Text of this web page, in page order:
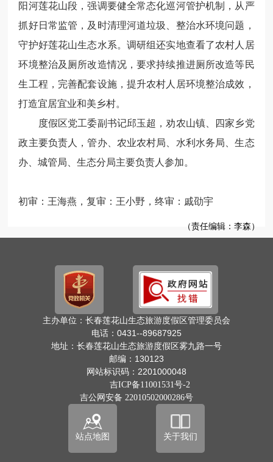
阳河莲花山段，强调要健全常态化巡河管护机制，从严
抓好日常监管，及时清理河道垃圾、整治水环境问题，
守护好莲花山生态水系。调研组还实地查看了农村人居
环境整治及厕所改造情况，要求持续推进厕所改造等民
生工程，完善配套设施，提升农村人居环境整治成效，
打造宜居宜业和美乡村。
度假区党工委副书记邱玉超，劝农山镇、四家乡党
政主要负责人，管办、农业农村局、水利水务局、生态
办、城管局、生态分局主要负责人参加。
初审：王海燕，复审：王小野，终审：戚劭宇
（责任编辑：李森）
主办单位：长春莲花山生态旅游度假区管理委员会
电话：0431--89687925
地址：长春莲花山生态旅游度假区雾九路一号
邮编：130123
网站标识码：2201000048
吉ICP备11001531号-2
吉公网安备 22010502000286号
站点地图 关于我们